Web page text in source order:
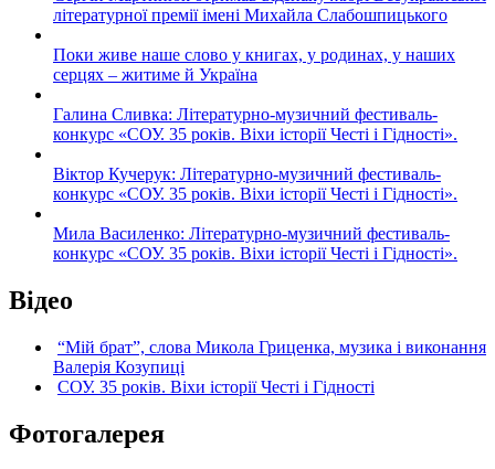
літературної премії імені Михайла Слабошпицького
Поки живе наше слово у книгах, у родинах, у наших
серцях – житиме й Україна
Галина Сливка: Літературно-музичний фестиваль-
конкурс «СОУ. 35 років. Віхи історії Честі і Гідності».
Віктор Кучерук: Літературно-музичний фестиваль-
конкурс «СОУ. 35 років. Віхи історії Честі і Гідності».
Мила Василенко: Літературно-музичний фестиваль-
конкурс «СОУ. 35 років. Віхи історії Честі і Гідності».
Відео
“Мій брат”, слова Микола Гриценка, музика і виконання
Валерія Козупиці
СОУ. 35 років. Віхи історії Честі і Гідності
Фотогалерея